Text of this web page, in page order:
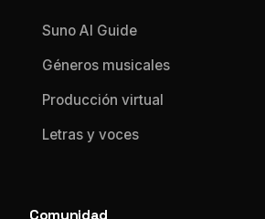
Suno AI Guide
Géneros musicales
Producción virtual
Letras y voces
Comunidad